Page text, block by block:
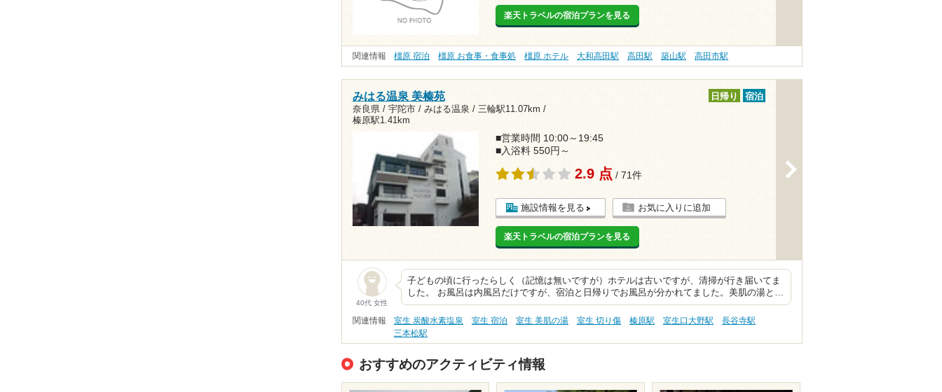
楽天トラベルの宿泊プランを見る
関連情報 橿原 宿泊 橿原 お食事・食事処 橿原 ホテル 大和高田駅 高田駅 築山駅 高田市駅
みはる温泉 美榛苑
奈良県 / 宇陀市 / みはる温泉 / 三輪駅11.07km /
榛原駅1.41km
日帰り 宿泊
■営業時間 10:00～19:45
■入浴料 550円～
2.9 点 / 71件
施設情報を見る お気に入りに追加
楽天トラベルの宿泊プランを見る
40代 女性
子どもの頃に行ったらしく（記憶は無いですが）ホテルは古いですが、清掃が行き届いてま
した。 お風呂は内風呂だけですが、宿泊と日帰りでお風呂が分かれてました。美肌の湯と…
関連情報 室生 炭酸水素塩泉 室生 宿泊 室生 美肌の湯 室生 切り傷 榛原駅 室生口大野駅
長谷寺駅
三本松駅
おすすめのアクティビティ情報